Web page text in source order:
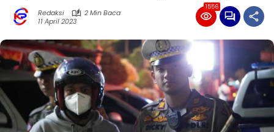
Redaksi
2 Min Baca
11 April 2023
1556